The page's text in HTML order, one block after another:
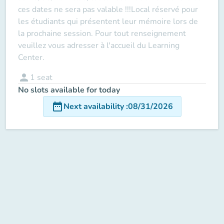
ces dates ne sera pas valable !!!Local réservé pour
les étudiants qui présentent leur mémoire lors de
la prochaine session. Pour tout renseignement
veuillez vous adresser à l'accueil du Learning
Center.
person 1 seat
No slots available for today
date_rangeNext availability:08/31/2026